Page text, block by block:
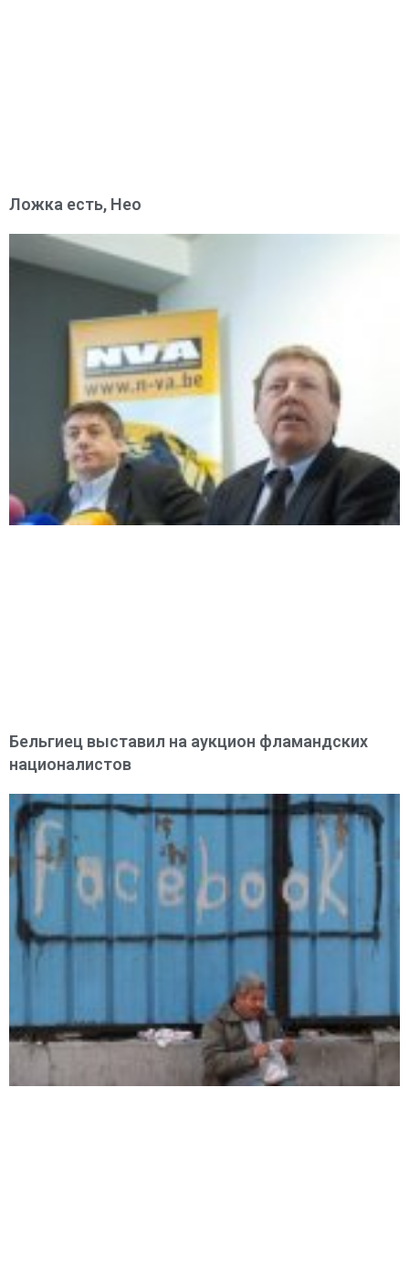
Ложка есть, Нео
Бельгиец выставил на аукцион фламандских
националистов